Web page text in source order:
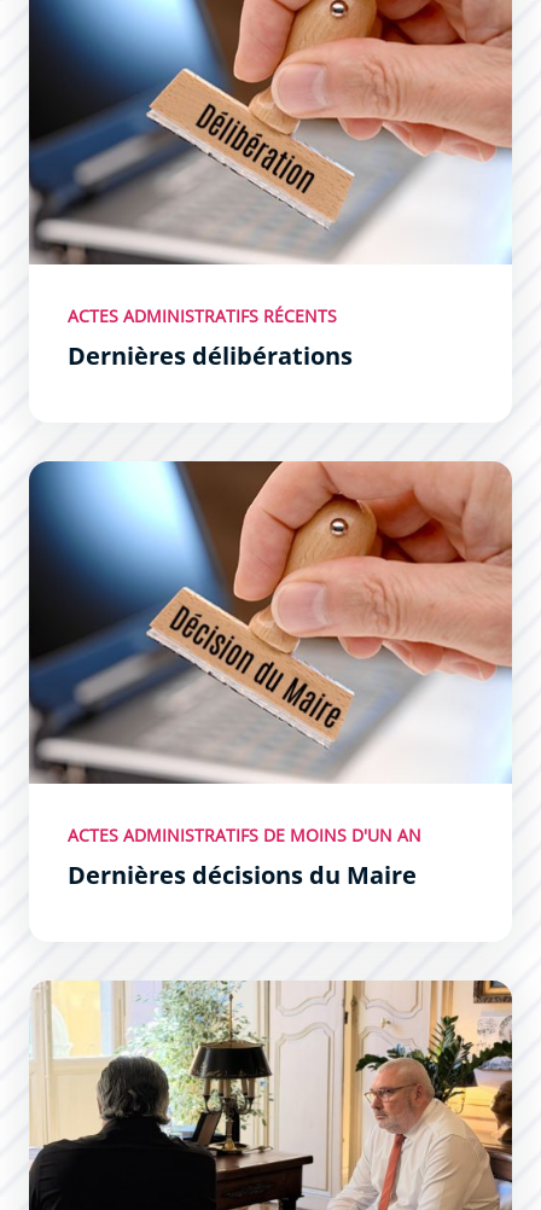
ACTES ADMINISTRATIFS RÉCENTS
Dernières délibérations
Dernières décisions du Maire
ACTES ADMINISTRATIFS DE MOINS D'UN AN
Dernières décisions du Maire
Les Permanences du Maire : un succès !